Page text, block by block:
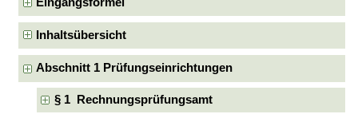
Inhaltsübersicht
Abschnitt 1 Prüfungseinrichtungen
§ 1 Rechnungsprüfungsamt